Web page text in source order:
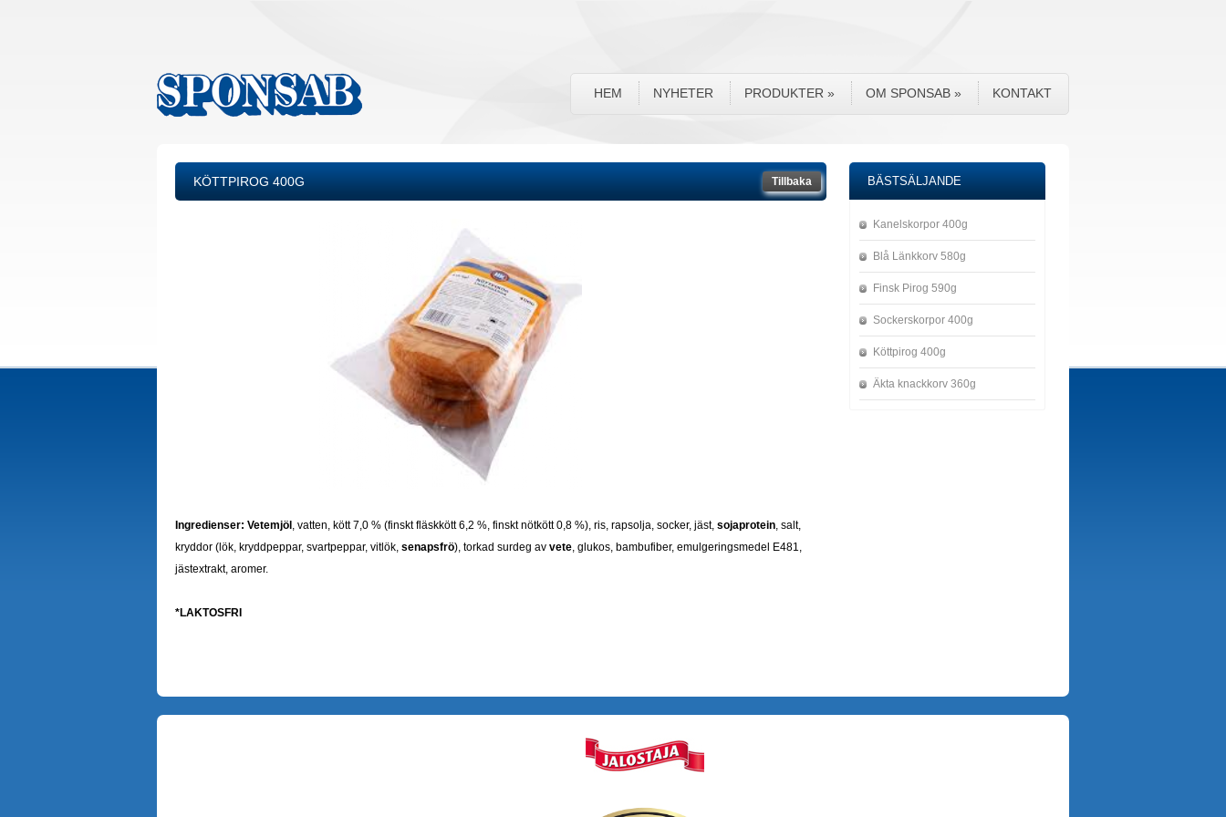
HEM NYHETER PRODUKTER » OM SPONSAB » KONTAKT
Tillbaka
KÖTTPIROG 400G
Ingredienser: Vetemjöl , vatten, kött 7,0 % (finskt fläskkött 6,2 %, finskt nötkött 0,8 %), ris, rapsolja, socker, jäst, sojaprotein, salt,
kryddor (lök, kryddpeppar, svartpeppar, vitlök, senapsfrö), torkad surdeg av vete, glukos, bambufiber, emulgeringsmedel E481,
jästextrakt, aromer.
*LAKTOSFRI
BÄSTSÄLJANDE
Kanelskorpor 400g
Blå Länkkorv 580g
Finsk Pirog 590g
Sockerskorpor 400g
Köttpirog 400g
Äkta knackkorv 360g